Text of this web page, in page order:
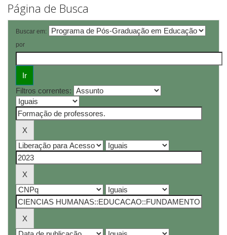
Página de Busca
Buscar em:
por
Filtros correntes: